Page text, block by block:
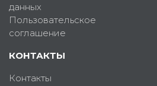
данных
Пользовательское
соглашение
КОНТАКТЫ
Контакты